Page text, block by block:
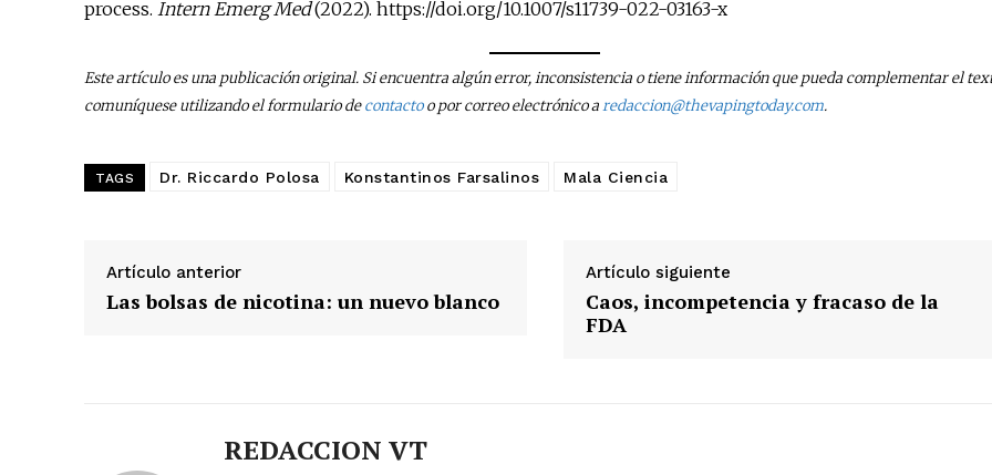
process. Intern Emerg Med(2022). https://doi.org/10.1007/s11739-022-03163-x
Este artículo es una publicación original. Si encuentra algún error, inconsistencia o tiene información que pueda complementar el
comuníquese utilizando el formulario decontactoo por correo electrónico aredaccion@thevapingtoday.com.
TAGS Dr. Riccardo Polosa Konstantinos Farsalinos Mala Ciencia
Artículo anterior
Las bolsas de nicotina: un nuevo blanco
Artículo siguiente
Caos, incompetencia y fracaso de la
FDA
REDACCION VT